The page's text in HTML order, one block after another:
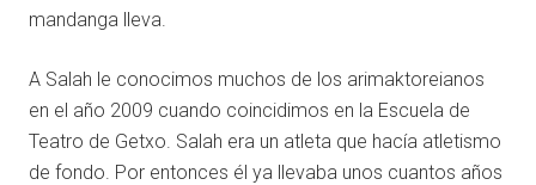
mandanga lleva.
A Salah le conocimos muchos de los arimaktoreianos
en el año 2009 cuando coincidimos en la Escuela de
Teatro de Getxo. Salah era un atleta que hacía atletismo
de fondo. Por entonces él ya llevaba unos cuantos años